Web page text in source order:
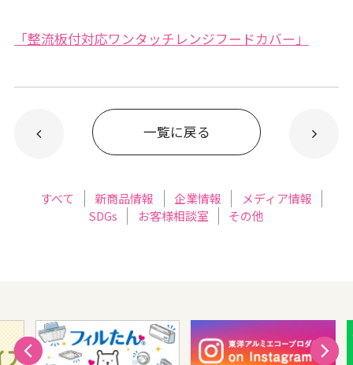
「整流板付対応ワンタッチレンジフードカバー」
一覧に戻る
すべて 新商品情報 企業情報
メディア情報
SDGs
お客様相談室 その他